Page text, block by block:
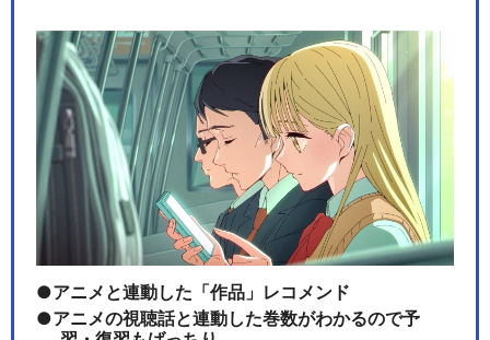
アニメと連動した「作品」レコメンド
アニメの視聴話と連動した巻数がわかるので予